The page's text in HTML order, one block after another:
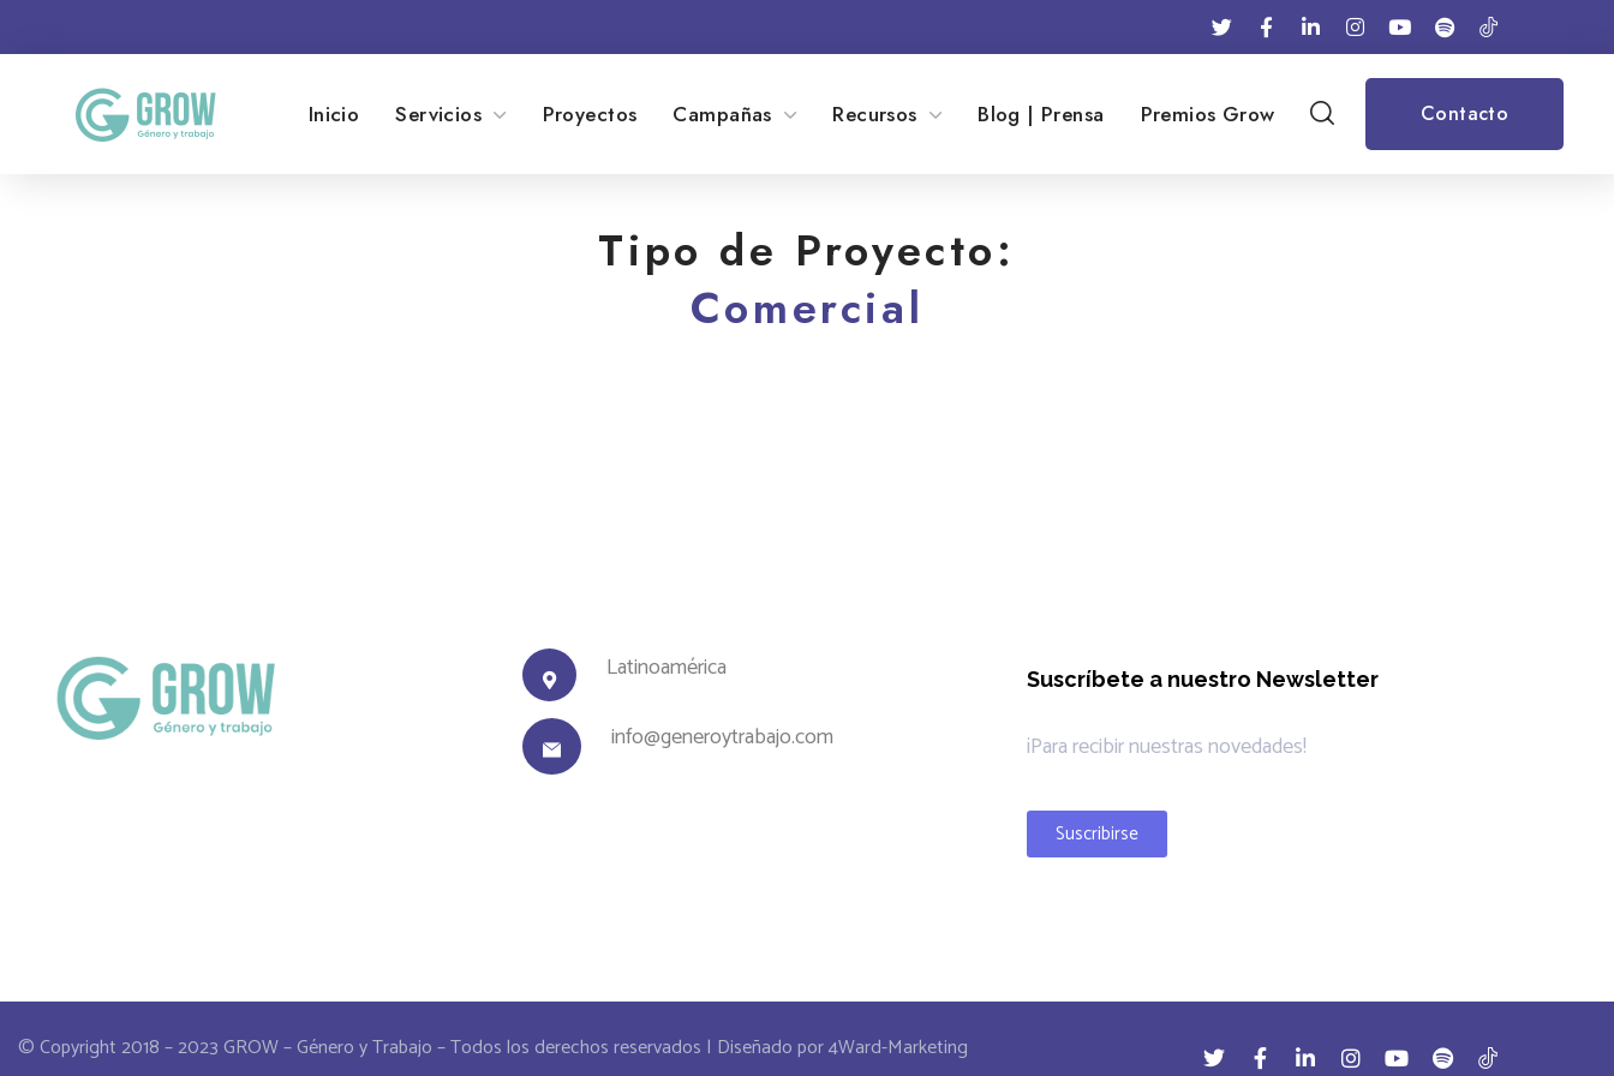
Inicio Servicios Proyectos Campañas Recursos Blog | Prensa Premios Grow Contacto
Tipo de Proyecto:
Comercial
Latinoamérica
info@generoytrabajo.com
Suscríbete a nuestro Newsletter
¡Para recibir nuestras novedades!
Suscribirse
© Copyright 2018 – 2023 GROW – Género y Trabajo – Todos los derechos reservados | Diseñado por 4Ward-Marketing